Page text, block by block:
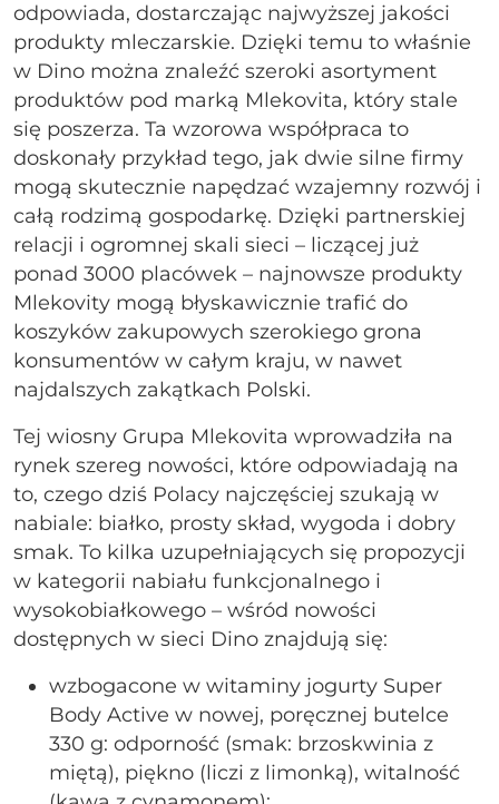
odpowiada, dostarczając najwyższej jakości
produkty mleczarskie. Dzięki temu to właśnie
w Dino można znaleźć szeroki asortyment
produktów pod marką Mlekovita, który stale
się poszerza. Ta wzorowa współpraca to
doskonały przykład tego, jak dwie silne firmy
mogą skutecznie napędzać wzajemny rozwój i
całą rodzimą gospodarkę. Dzięki partnerskiej
relacji i ogromnej skali sieci – liczącej już
ponad 3000 placówek – najnowsze produkty
Mlekovity mogą błyskawicznie trafić do
koszyków zakupowych szerokiego grona
konsumentów w całym kraju, w nawet
najdalszych zakątkach Polski.
Tej wiosny Grupa Mlekovita wprowadziła na
rynek szereg nowości, które odpowiadają na
to, czego dziś Polacy najczęściej szukają w
nabiale: białko, prosty skład, wygoda i dobry
smak. To kilka uzupełniających się propozycji
w kategorii nabiału funkcjonalnego i
wysokobiałkowego – wśród nowości
dostępnych w sieci Dino znajdują się:
wzbogacone w witaminy jogurty Super
Body Active w nowej, poręcznej butelce
330 g: odporność (smak: brzoskwinia z
miętą), piękno (liczi z limonką), witalność